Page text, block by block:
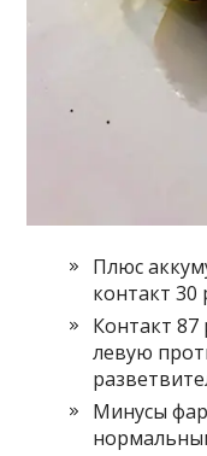
Плюс
контакт 30
Контакт
левую
Минусы